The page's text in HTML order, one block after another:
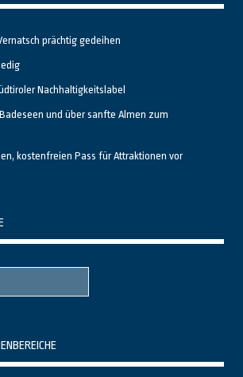
prächtig gedeihen
Nachhaltigkeitslabel
und über sanfte Almen zum
kostenfreien Pass für Attraktionen vor